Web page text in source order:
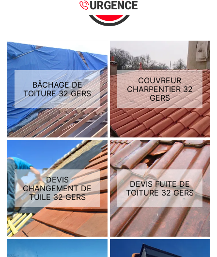
BÂCHAGE DE
TOITURE 32 GERS
COUVREUR
CHARPENTIER 32
GERS
DEVIS
CHANGEMENT DE
TUILE 32 GERS
DEVIS FUITE DE
TOITURE 32 GERS